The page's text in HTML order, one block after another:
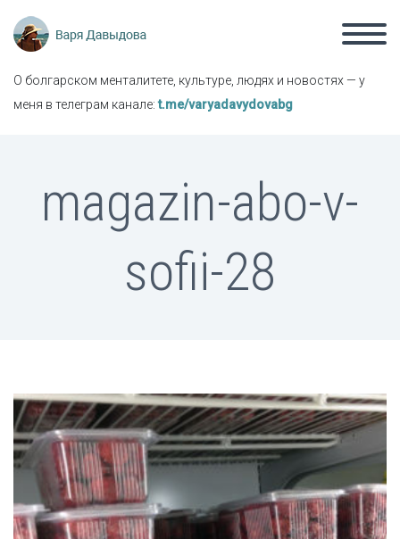
О болгарском менталитете, культуре, людях и новостях — у
меня в телеграм канале:t.me/varyadavydovabg
magazin-abo-v-
sofii-28